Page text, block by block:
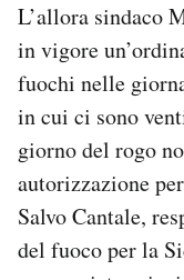
L’allora sindaco
in vigore
fuochi nelle
in cui ci sono
giorno del rogo
autorizzazione
Salvo Cantale,
del fuoco per la